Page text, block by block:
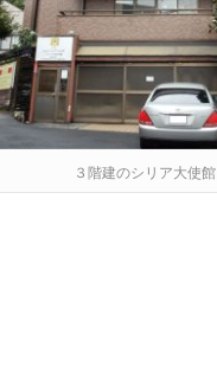
３階建のシリア大使館